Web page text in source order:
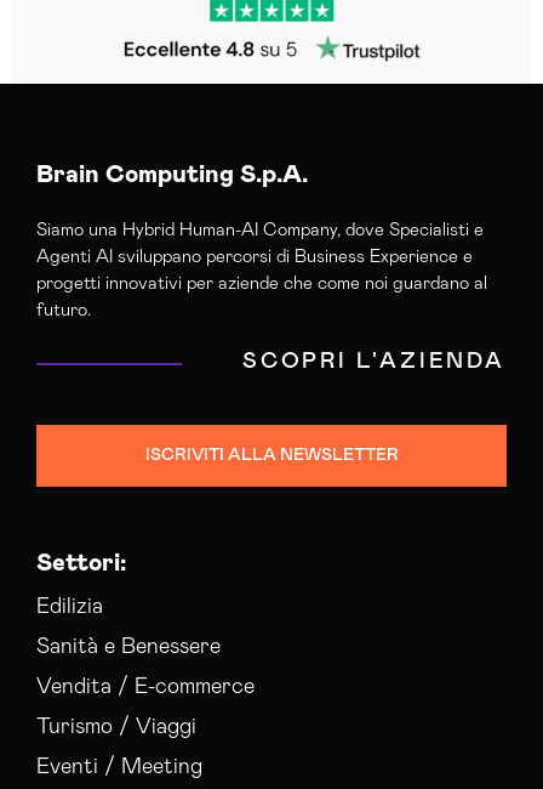
Brain Computing S.p.A.
Siamo una Hybrid Human-AI Company, dove Specialisti e
Agenti AI sviluppano percorsi di Business Experience e
progetti innovativi per aziende che come noi guardano al
futuro.
SCOPRI L'AZIENDA
ISCRIVITI ALLA NEWSLETTER
Settori:
Edilizia
Sanità e Benessere
Vendita / E-commerce
Turismo / Viaggi
Eventi / Meeting